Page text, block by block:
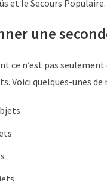
et le Secours Populaire.
une
ce n’est pas
Voici quelques-unes de